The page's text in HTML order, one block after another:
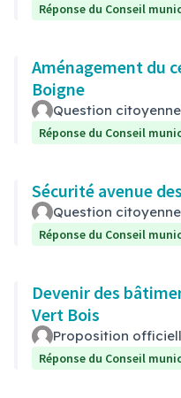
Réponse du Conseil
Aménagement du
Boigne
Question citoyenne
Réponse du Conseil
Sécurité avenue
Question citoyenne
Réponse du Conseil
Devenir des
Vert Bois
Proposition
Réponse du Conseil